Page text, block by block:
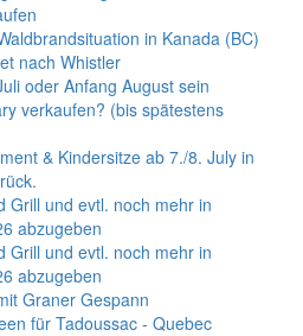
in Kanada (BC)
nach Whistler
oder Anfang August sein
verkaufen? (bis spätestens
& Kindersitze ab 7./8. July in
Grill und evtl. noch mehr in
abzugeben
Grill und evtl. noch mehr in
abzugeben
Graner Gespann
für Tadoussac - Quebec